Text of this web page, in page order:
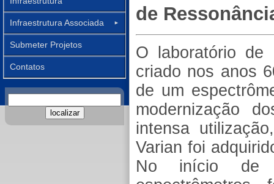
Infraestrutura Associada ►
Submeter Projetos
Contatos
de
O laboratório
criado nos anos
de um
modernização
intensa
Varian foi
No início de